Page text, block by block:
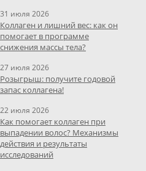
31 июля 2026
Коллаген и лишний вес: как он
помогает в программе
снижения массы тела?
27 июля 2026
Розыгрыш: получите годовой
запас коллагена!
22 июля 2026
Как помогает коллаген при
выпадении волос? Механизмы
действия и результаты
исследований